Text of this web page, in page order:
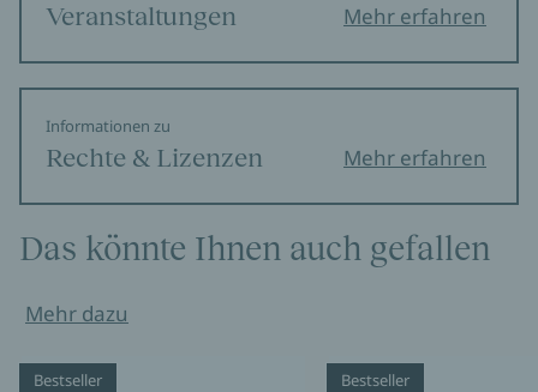
Veranstaltungen Mehr erfahren
Informationen zu
Rechte & Lizenzen Mehr erfahren
Das könnte Ihnen auch gefallen
Mehr dazu
Bestseller Bestseller